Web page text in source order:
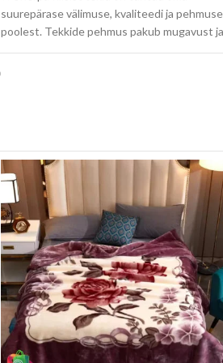
suurepärase välimuse, kvaliteedi ja pehmuse
poolest. Tekkide pehmus pakub mugavust ja
hubasust une ajal ning hoiab sind soojas
pikaajalise kasutamise.
★ Kui otsite oma koju stiilset ja mugavat
lisandit, siis tasub kindlasti tutvuda Sherpa
fliisist tekkidega. Nende ainulaadne välimus,
kvaliteet ja pehmus muudavad need
ideaalseks valikuks igale kodusele
sisekujundusele.
★ Super pehmed tekid on ideaalne kingitus
teie perele ja sõpradele, et jahedatel
nautida soojust ja mugavust.